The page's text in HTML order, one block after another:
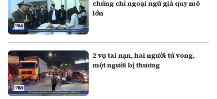
chứng chỉ ngoại ngữ giả quy mô
lớn
2 vụ tai nạn, hai người tử vong,
một người bị thương